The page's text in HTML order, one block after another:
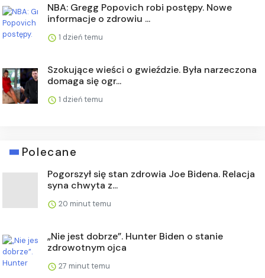
NBA: Gregg Popovich robi postępy. Nowe
informacje o zdrowiu ...
1 dzień temu
Szokujące wieści o gwieździe. Była narzeczona
domaga się ogr...
1 dzień temu
Polecane
Pogorszył się stan zdrowia Joe Bidena. Relacja
syna chwyta z...
20 minut temu
„Nie jest dobrze”. Hunter Biden o stanie
zdrowotnym ojca
27 minut temu